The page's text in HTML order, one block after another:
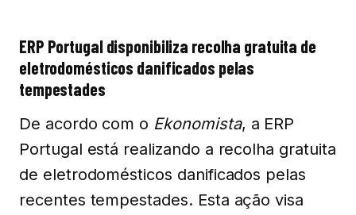
ERP Portugal disponibiliza recolha gratuita de
eletrodomésticos danificados pelas
tempestades
De acordo com o Ekonomista, a ERP
Portugal está realizando a recolha gratuita
de eletrodomésticos danificados pelas
recentes tempestades. Esta ação visa